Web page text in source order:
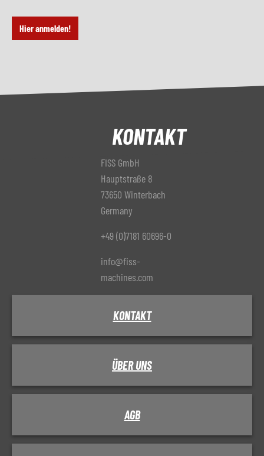
Hier anmelden!
KONTAKT
FISS GmbH
Hauptstraße 8
73650 Winterbach
Germany
+49 (0)7181 60696-0
info@fiss-
machines.com
KONTAKT
ÜBER UNS
AGB